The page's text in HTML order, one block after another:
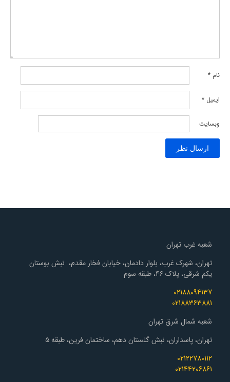
نام *
ایمیل *
وبسایت
شعبه غرب تهران
تهران، شهرک غرب، بلوار دادمان، خیابان فخار مقدم، نبش بوستان
یکم شرقی، پلاک ۴۶، طبقه سوم
02188094137
02188363881
شعبه شمال شرق تهران
تهران، پاسداران، نبش گلستان دهم، ساختمان فرین، طبقه ۵
02122780112
02144206861